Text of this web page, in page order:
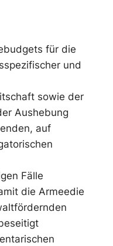
für die
und
sowie der
Aushebung
auf
Fälle
die Armeedie